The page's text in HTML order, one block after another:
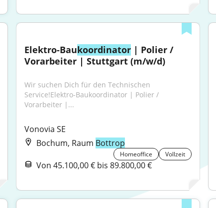
Elektro-Baukoordinator | Polier /
Vorarbeiter | Stuttgart (m/w/d)
Wir suchen Dich für den Technischen
Service!Elektro-Baukoordinator | Polier /
Vorarbeiter |...
Vonovia SE
Bochum, Raum Bottrop
Homeoffice Vollzeit
Von 45.100,00 € bis 89.800,00 €